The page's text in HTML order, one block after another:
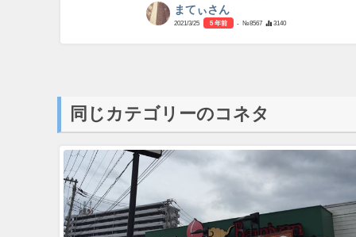
まてぃさん
2021/3/25 5 年前 - №8567 3140
同じカテゴリーのコネタ